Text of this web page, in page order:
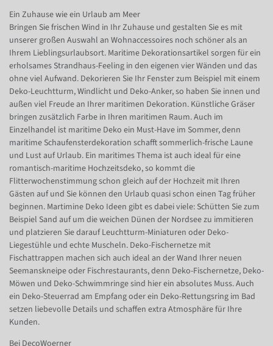
Ein Zuhause wie ein Urlaub am Meer
Bringen Sie frischen Wind in Ihr Zuhause und gestalten Sie es mit
unserer großen Auswahl an Wohnaccessoires noch schöner als an
Ihrem Lieblingsurlaubsort. Maritime Dekorationsartikel sorgen für ein
erholsames Strandhaus-Feeling in den eigenen vier Wänden und das
ohne viel Aufwand. Dekorieren Sie Ihr Fenster zum Beispiel mit einem
Deko-Leuchtturm, Windlicht und Deko-Anker, so haben Sie innen und
außen viel Freude an Ihrer maritimen Dekoration. Künstliche Gräser
bringen zusätzlich Farbe in Ihren maritimen Raum. Auch im
Einzelhandel ist maritime Deko ein Must-Have im Sommer, denn
maritime Schaufensterdekoration schafft sommerlich-frische Laune
und Lust auf Urlaub. Ein maritimes Thema ist auch ideal für eine
romantisch-maritime Hochzeitsdeko, so kommt die
Flitterwochenstimmung schon gleich auf der Hochzeit mit Ihren
Gästen auf und Sie können den Urlaub quasi schon einen Tag früher
beginnen. Martimine Deko Ideen gibt es dabei viele: Schütten Sie zum
Beispiel Sand auf um die weichen Dünen der Nordsee zu immitieren
und platzieren Sie darauf Leuchtturm-Miniaturen oder Deko-
Liegestühle und echte Muscheln. Deko-Fischernetze mit
Fischattrappen machen sich auch ideal an der Wand Ihrer neuen
Seemanskneipe oder Fischrestaurants, denn Deko-Fischernetze, Deko-
Möwen und Deko-Schwimmringe sind hier ein absolutes Muss. Auch
ein Deko-Steuerrad am Empfang oder ein Deko-Rettungsring im Bad
setzen liebevolle Details und schaffen extra Atmosphäre für Ihre
Kunden.
Bei DecoWoerner